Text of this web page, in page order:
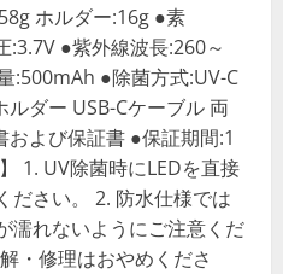
ホルダー:16g ●素
:3.7V ●紫外線波長:260～
:500mAh ●除菌方式:UV-C
ダー USB-Cケーブル 両
よび保証書 ●保証期間:1
1. UV除菌時にLEDを直接
ださい。 2. 防水仕様では
濡れないようにご注意くだ
・修理はおやめくださ